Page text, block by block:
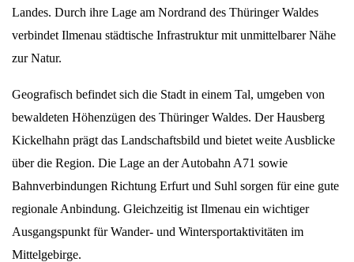
Landes. Durch ihre Lage am Nordrand des Thüringer Waldes
verbindet Ilmenau städtische Infrastruktur mit unmittelbarer Nähe
zur Natur.
Geografisch befindet sich die Stadt in einem Tal, umgeben von
bewaldeten Höhenzügen des Thüringer Waldes. Der Hausberg
Kickelhahn prägt das Landschaftsbild und bietet weite Ausblicke
über die Region. Die Lage an der Autobahn A71 sowie
Bahnverbindungen Richtung Erfurt und Suhl sorgen für eine gute
regionale Anbindung. Gleichzeitig ist Ilmenau ein wichtiger
Ausgangspunkt für Wander- und Wintersportaktivitäten im
Mittelgebirge.